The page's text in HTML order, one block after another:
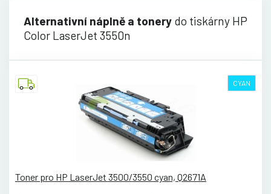
Alternativní náplně a tonery do tiskárny HP
Color LaserJet 3550n
CYAN
Toner pro HP LaserJet 3500/3550 cyan, Q2671A